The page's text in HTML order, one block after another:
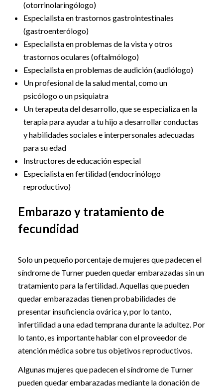
(otorrinolaringólogo)
Especialista en trastornos gastrointestinales
(gastroenterólogo)
Especialista en problemas de la vista y otros
trastornos oculares (oftalmólogo)
Especialista en problemas de audición (audiólogo)
Un profesional de la salud mental, como un
psicólogo o un psiquiatra
Un terapeuta del desarrollo, que se especializa en la
terapia para ayudar a tu hijo a desarrollar conductas
y habilidades sociales e interpersonales adecuadas
para su edad
Instructores de educación especial
Especialista en fertilidad (endocrinólogo
reproductivo)
Embarazo y tratamiento de
fecundidad
Solo un pequeño porcentaje de mujeres que padecen el
síndrome de Turner pueden quedar embarazadas sin un
tratamiento para la fertilidad. Aquellas que pueden
quedar embarazadas tienen probabilidades de
presentar insuficiencia ovárica y, por lo tanto,
infertilidad a una edad temprana durante la adultez. Por
lo tanto, es importante hablar con el proveedor de
atención médica sobre tus objetivos reproductivos.
Algunas mujeres que padecen el síndrome de Turner
pueden quedar embarazadas mediante la donación de